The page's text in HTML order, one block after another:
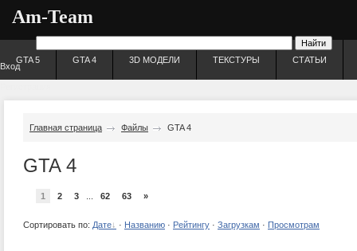
Am-Team
Вход
GTA 5 GTA 4 3D МОДЕЛИ ТЕКСТУРЫ СТАТЬИ
Главная страница Файлы GTA 4
GTA 4
1 2 3 62 63 »
Сортировать по: Дате · Названию · Рейтингу · Загрузкам · Просмотрам